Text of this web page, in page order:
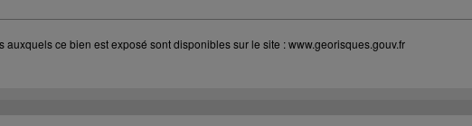
auxquels ce bien est exposé sont disponibles sur le site :www.georisques.gouv.fr